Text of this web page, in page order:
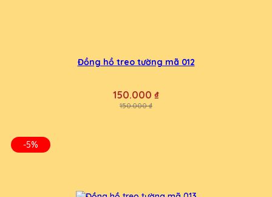
Đồng hồ treo tường mã 012
150.000 ₫
150.000 ₫
-5%